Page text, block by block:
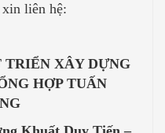
xin liên hệ:
TRIỂN XÂY DỰNG
HỢP TUẤN